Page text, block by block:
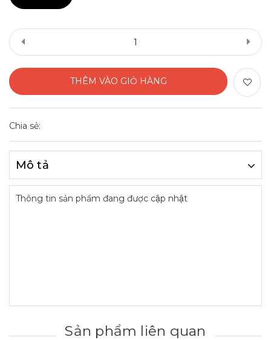
THÊM VÀO GIỎ HÀNG
Chia sẻ:
Mô tả
Thông tin sản phẩm đang được cập nhật
Sản phẩm liên quan